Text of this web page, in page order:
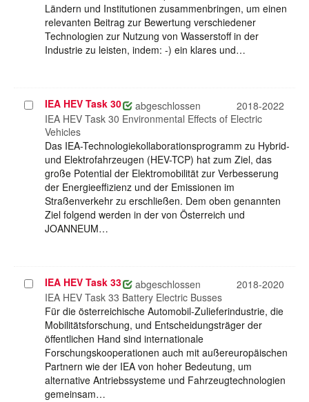
Ländern und Institutionen zusammenbringen, um einen
relevanten Beitrag zur Bewertung verschiedener
Technologien zur Nutzung von Wasserstoff in der
Industrie zu leisten, indem: -) ein klares und…
Projekt
auswählen
IEA HEV Task 30 abgeschlossen
2018-2022
IEA HEV Task 30 Environmental Effects of Electric
Vehicles
Das IEA-Technologiekollaborationsprogramm zu Hybrid-
und Elektrofahrzeugen (HEV-TCP) hat zum Ziel, das
große Potential der Elektromobilität zur Verbesserung
der Energieeffizienz und der Emissionen im
Straßenverkehr zu erschließen. Dem oben genannten
Ziel folgend werden in der von Österreich und
JOANNEUM…
Projekt
auswählen
IEA HEV Task 33 abgeschlossen
2018-2020
IEA HEV Task 33 Battery Electric Busses
Für die österreichische Automobil-Zulieferindustrie, die
Mobilitätsforschung, und Entscheidungsträger der
öffentlichen Hand sind internationale
Forschungskooperationen auch mit außereuropäischen
Partnern wie der IEA von hoher Bedeutung, um
alternative Antriebssysteme und Fahrzeugtechnologien
gemeinsam…